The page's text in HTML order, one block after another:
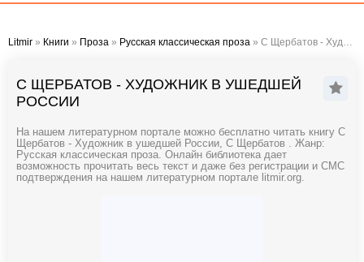
Litmir » Книги » Проза » Русская классическая проза » С Щербатов - Художник в ушедшей России
С ЩЕРБАТОВ - ХУДОЖНИК В УШЕДШЕЙ
РОССИИ
На нашем литературном портале можно бесплатно читать книгу С
Щербатов - Художник в ушедшей России, С Щербатов . Жанр:
Русская классическая проза. Онлайн библиотека дает
возможность прочитать весь текст и даже без регистрации и СМС
подтверждения на нашем литературном портале litmir.org.